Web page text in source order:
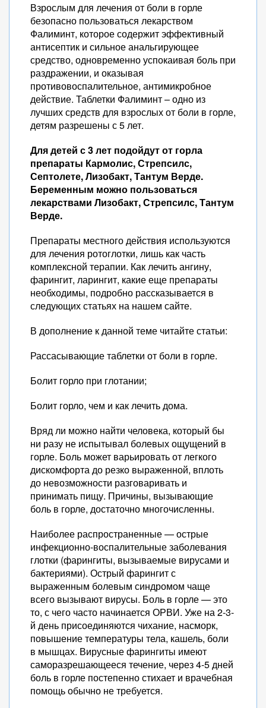
Взрослым для лечения от боли в горле
безопасно пользоваться лекарством
Фалиминт, которое содержит эффективный
антисептик и сильное анальгирующее
средство, одновременно успокаивая боль при
раздражении, и оказывая
противовоспалительное, антимикробное
действие. Таблетки Фалиминт – одно из
лучших средств для взрослых от боли в горле,
детям разрешены с 5 лет.
Для детей с 3 лет подойдут от горла
препараты Кармолис, Стрепсилс,
Септолете, Лизобакт, Тантум Верде.
Беременным можно пользоваться
лекарствами Лизобакт, Стрепсилс, Тантум
Верде.
Препараты местного действия используются
для лечения ротоглотки, лишь как часть
комплексной терапии. Как лечить ангину,
фарингит, ларингит, какие еще препараты
необходимы, подробно рассказывается в
следующих статьях на нашем сайте.
В дополнение к данной теме читайте статьи:
Рассасывающие таблетки от боли в горле.
Болит горло при глотании;
Болит горло, чем и как лечить дома.
Вряд ли можно найти человека, который бы
ни разу не испытывал болевых ощущений в
горле. Боль может варьировать от легкого
дискомфорта до резко выраженной, вплоть
до невозможности разговаривать и
принимать пищу. Причины, вызывающие
боль в горле, достаточно многочисленны.
Наиболее распространенные — острые
инфекционно-воспалительные заболевания
глотки (фарингиты, вызываемые вирусами и
бактериями). Острый фарингит с
выраженным болевым синдромом чаще
всего вызывают вирусы. Боль в горле — это
то, с чего часто начинается ОРВИ. Уже на 2-3-
й день присоединяются чихание, насморк,
повышение температуры тела, кашель, боли
в мышцах. Вирусные фарингиты имеют
саморазрешающееся течение, через 4-5 дней
боль в горле постепенно стихает и врачебная
помощь обычно не требуется.